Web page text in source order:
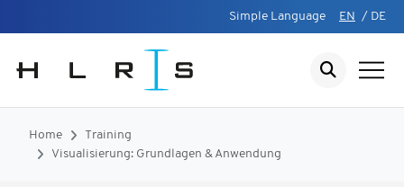
Simple Language EN / DE
Home
Training
Visualisierung: Grundlagen & Anwendung